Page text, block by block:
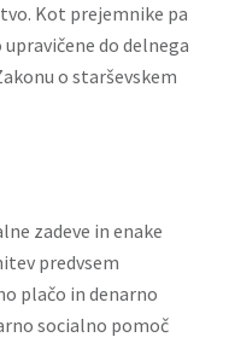
Kot prejemnike pa
do delnega
o starševskem
zadeve in enake
predvsem
plačo in denarno
socialno pomoč